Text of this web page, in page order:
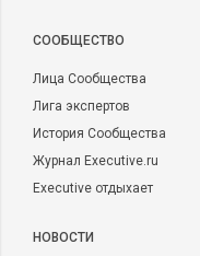
CООБЩЕСТВО
Лица Сообщества
Лига экспертов
История Сообщества
Журнал Executive.ru
Executive отдыхает
НОВОСТИ